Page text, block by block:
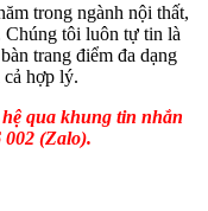
trong ngành nội thất,
Chúng tôi luôn tự tin là
trang điểm đa dạng
cả hợp lý.
qua khung tin nhắn
002 (Zalo).